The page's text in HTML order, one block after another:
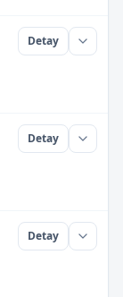
Detay
Detay
Detay